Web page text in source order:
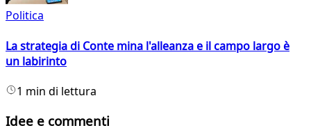
Politica
La strategia di Conte mina l'alleanza e il campo largo è
un labirinto
1 min di lettura
Idee e commenti